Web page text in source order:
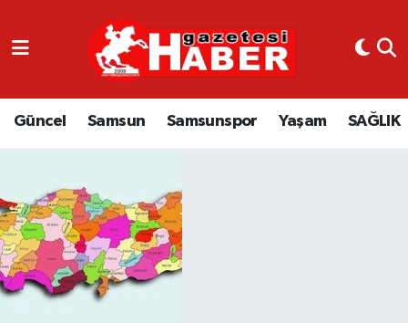
Güncel Samsun Samsunspor Yaşam SAĞLIK
GÜNCEL
SAMSUN
EKONOMİ
YAŞAM